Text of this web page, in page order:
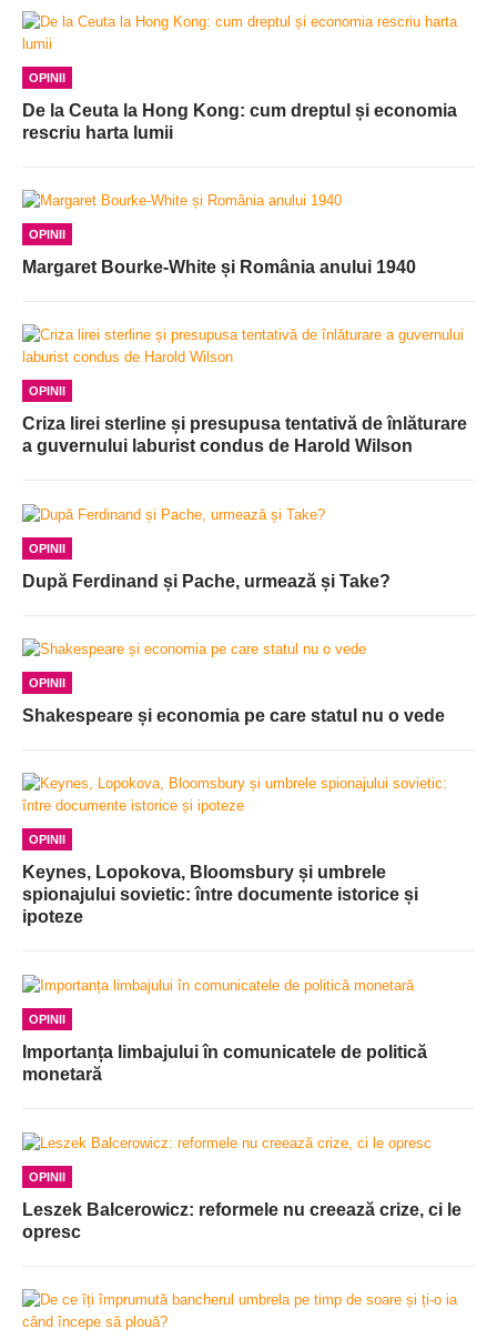
OPINII
De la Ceuta la Hong Kong: cum dreptul și economia
rescriu harta lumii
OPINII
Margaret Bourke-White și România anului 1940
OPINII
Criza lirei sterline și presupusa tentativă de înlăturare
a guvernului laburist condus de Harold Wilson
OPINII
După Ferdinand și Pache, urmează și Take?
OPINII
Shakespeare și economia pe care statul nu o vede
OPINII
Keynes, Lopokova, Bloomsbury și umbrele
spionajului sovietic: între documente istorice și
ipoteze
OPINII
Importanța limbajului în comunicatele de politică
monetară
OPINII
Leszek Balcerowicz: reformele nu creează crize, ci le
opresc